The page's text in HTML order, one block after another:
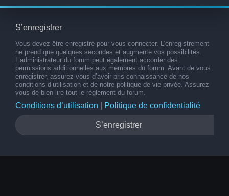
S’enregistrer
Vous devez être enregistré pour vous connecter. L’enregistrement
ne prend que quelques secondes et augmente vos possibilités.
L’administrateur du forum peut également accorder des
permissions additionnelles aux membres du forum. Avant de vous
enregistrer, assurez-vous d’avoir pris connaissance de nos
conditions d’utilisation et de notre politique de vie privée. Assurez-
vous de bien lire tout le règlement du forum.
Conditions d’utilisation Politique de confidentialité
S’enregistrer